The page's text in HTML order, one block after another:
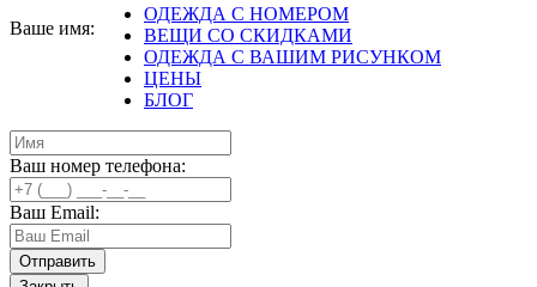
ОДЕЖДА С НОМЕРОМ
ВЕЩИ СО СКИДКАМИ
ОДЕЖДА С ВАШИМ РИСУНКОМ
ЦЕНЫ
БЛОГ
Ваше имя:
Ваш номер телефона:
Ваш Email: